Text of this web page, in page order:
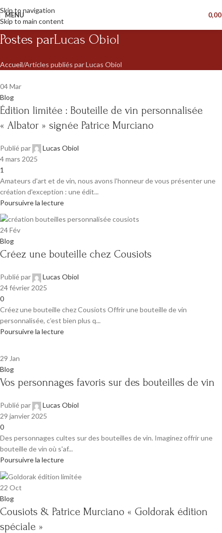
Skip to navigation
Skip to main content
MENU
Postes parLucas Obiol
Accueil Articles publiés par Lucas Obiol
04Mar
Blog
Édition limitée : Bouteille de vin personnalisée
« Albator » signée Patrice Murciano
Publié par
Lucas Obiol
4 mars 2025
1
Amateurs d'art et de vin, nous avons l'honneur de vous présenter une
création d'exception : une édit...
Poursuivre la lecture
24Fév
Blog
Créez une bouteille chez Cousiots
Publié par
Lucas Obiol
24 février 2025
0
Créez une bouteille chez Cousiots Offrir une bouteille de vin
personnalisée, c’est bien plus q...
Poursuivre la lecture
29 Jan
Blog
Vos personnages favoris sur des bouteilles de vin
Publié par
Lucas Obiol
29 janvier 2025
0
Des personnages cultes sur des bouteilles de vin. Imaginez offrir une
bouteille de vin où s'af...
Poursuivre la lecture
22 Oct
Blog
Cousiots & Patrice Murciano « Goldorak édition
spéciale »